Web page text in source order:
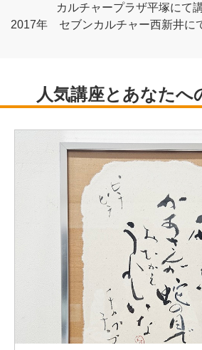
カルチャープラザ平塚にて講
2017年 セブンカルチャー西新井に